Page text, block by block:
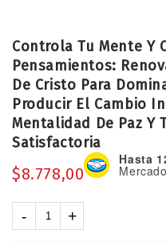
Controla Tu Mente Y
Pensamientos:
De Cristo Para
Producir El Cambio
Mentalidad De Paz Y
Satisfactoria
$8.778,00
Hasta